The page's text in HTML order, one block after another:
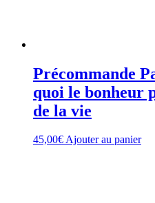
Précommande
quoi le bonheur
de la vie
45,00€Ajouter au panier